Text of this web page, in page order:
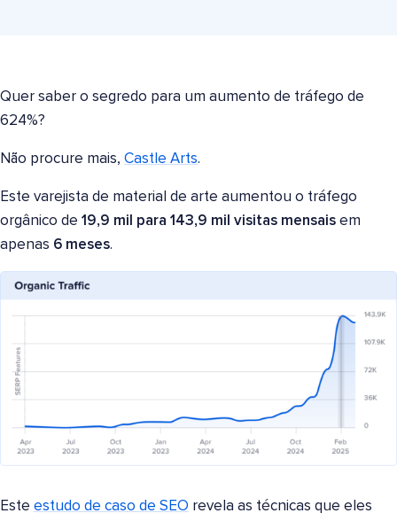
Quer saber o segredo para um aumento de tráfego de
624%?
Não procure mais, Castle Arts.
Este varejista de material de arte aumentou o tráfego
orgânico de 19,9 mil para 143,9 mil visitas mensais em
apenas 6 meses.
Este estudo de caso de SEO revela as técnicas que eles